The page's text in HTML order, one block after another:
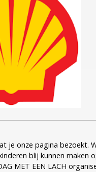
je onze pagina bezoekt.
blij kunnen maken
MET EEN LACH